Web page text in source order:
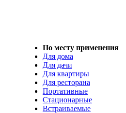
По месту применения
Для дома
Для дачи
Для квартиры
Для ресторана
Портативные
Стационарные
Встраиваемые